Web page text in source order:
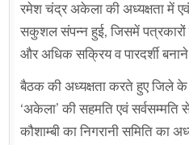
रमेश चंद्र अकेला की अध्यक्षता में एवं
सकुशल संपन्न हुई, जिसमें
और अधिक सक्रिय व पारदर्शी बनाने
बैठक की अध्यक्षता करते हुए जिले के
‘अकेला’ की सहमति एवं सर्वसम्मति
कौशाम्बी का निगरानी समिति का